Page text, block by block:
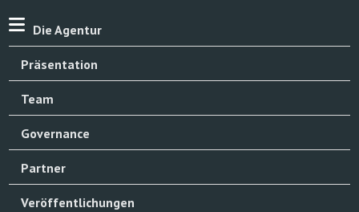
Die Agentur
Präsentation
Team
Governance
Partner
Veröffentlichungen